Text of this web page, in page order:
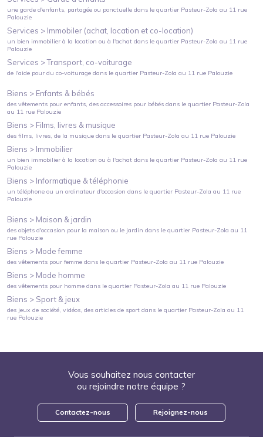
une garde d'enfants, partagée ou ponctuelle dans le quartier Pasteur-Zola au 11 rue
Palouzie
Services > Immobiler (achat, location et co-location)
un bien immobilier à la location ou à l'achat dans le quartier Pasteur-Zola au 11 rue
Palouzie
Services >Transport, co-voiturage
de l'aide pour du co-voiturage dans le quartier Pasteur-Zola au 11 rue Palouzie
Biens > Enfants & bébés
des vêtements pour enfants, des accessoires pour bébés dans le quartier Pasteur-Zola
au 11 rue Palouzie
Biens > Films, livres & musique
des films, livres, de la musique dans le quartier Pasteur-Zola au 11 rue Palouzie
Biens > Immobilier
un bien immobilier à la location ou à l'achat dans le quartier Pasteur-Zola au 11 rue
Palouzie
Biens > Informatique & téléphonie
un téléphone ou un ordinateur d'occasion dans le quartier Pasteur-Zola au 11 rue
Palouzie
Biens > Maison & jardin
des objets d'occasion pour la maison ou le jardin dans le quartier Pasteur-Zola au 11
rue Palouzie
Biens > Mode femme
des vêtements pour femme dans le quartier Pasteur-Zola au 11 rue Palouzie
Biens > Mode homme
des vêtements pour homme dans le quartier Pasteur-Zola au 11 rue Palouzie
Biens > Sport & jeux
des jeux de société, vidéos, des articles de sport dans le quartier Pasteur-Zola au 11
rue Palouzie
Vous souhaitez nous contacter
ou rejoindre notre équipe ?
Contactez-nous Rejoignez-nous